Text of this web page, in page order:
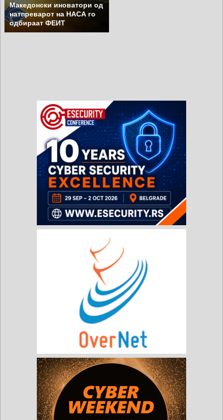
Македонски иноватори од
натпреварот на НАСА го
одбираат ФЕИТ